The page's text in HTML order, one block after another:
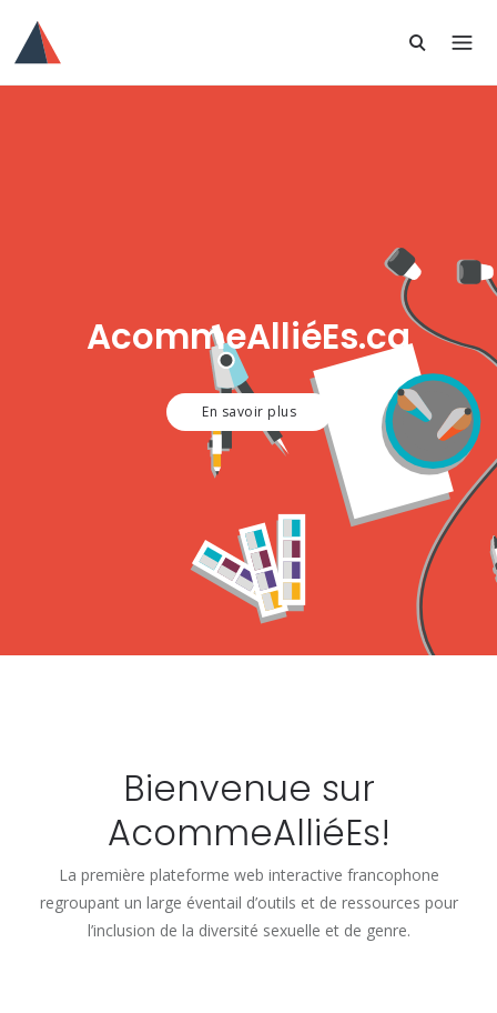
AcommeAlliéEs.ca
En savoir plus
Bienvenue sur
AcommeAlliéEs!
La première plateforme web interactive francophone
regroupant un large éventail d’outils et de ressources pour
l’inclusion de la diversité sexuelle et de genre.